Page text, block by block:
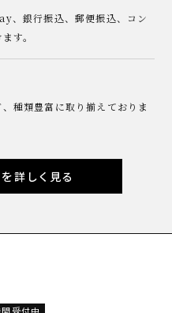
、銀行振込、郵便振込、コン
す。
種類豊富に取り揃えておりま
詳しく見る
受付中